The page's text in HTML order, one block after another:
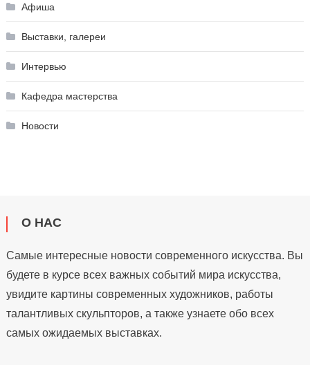
Афиша
Выставки, галереи
Интервью
Кафедра мастерства
Новости
О НАС
Самые интересные новости современного искусства. Вы
будете в курсе всех важных событий мира искусства,
увидите картины современных художников, работы
талантливых скульпторов, а также узнаете обо всех
самых ожидаемых выставках.